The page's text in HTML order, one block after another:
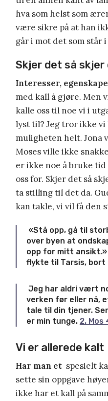
hva som helst som
være sikre på at han
går i mot det som står
Skjer det så skjer
Interesser,
med kall å gjøre. Men
kalle oss til noe vi i
lyst til? Jeg tror ikke
muligheten helt. Jona
Moses ville ikke
er ikke noe å bruke
oss for. Skjer det så
ta stilling til det da.
kan takle, vi vil få den
«Stå opp, gå til
over byen at
opp for mitt
flykte til Tarsis, bort
Jeg har aldri vært
verken før eller nå,
tale til din tjener.
er min tunge. 2. Mos
Vi er allerede kalt
Har man et spesielt
sette sin oppgave
ikke har et kall på